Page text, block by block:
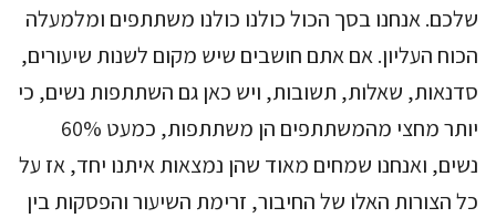
שלכם. אנחנו בסך הכול כולנו כולנו משתתפים ומלמעלה
הכוח העליון. אם אתם חושבים שיש מקום לשנות שיעורים,
סדנאות, שאלות, תשובות, ויש כאן גם השתתפות נשים, כי
יותר מחצי מהמשתתפים הן משתתפות, כמעט 60%
נשים, ואנחנו שמחים מאוד שהן נמצאות איתנו יחד, אז על
כל הצורות האלו של החיבור, זרימת השיעור והפסקות בין